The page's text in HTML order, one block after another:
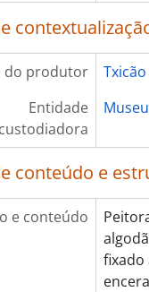
do produtor
Txicão
Entidade
custodiadora
conteúdo e
e conteúdo
fixado